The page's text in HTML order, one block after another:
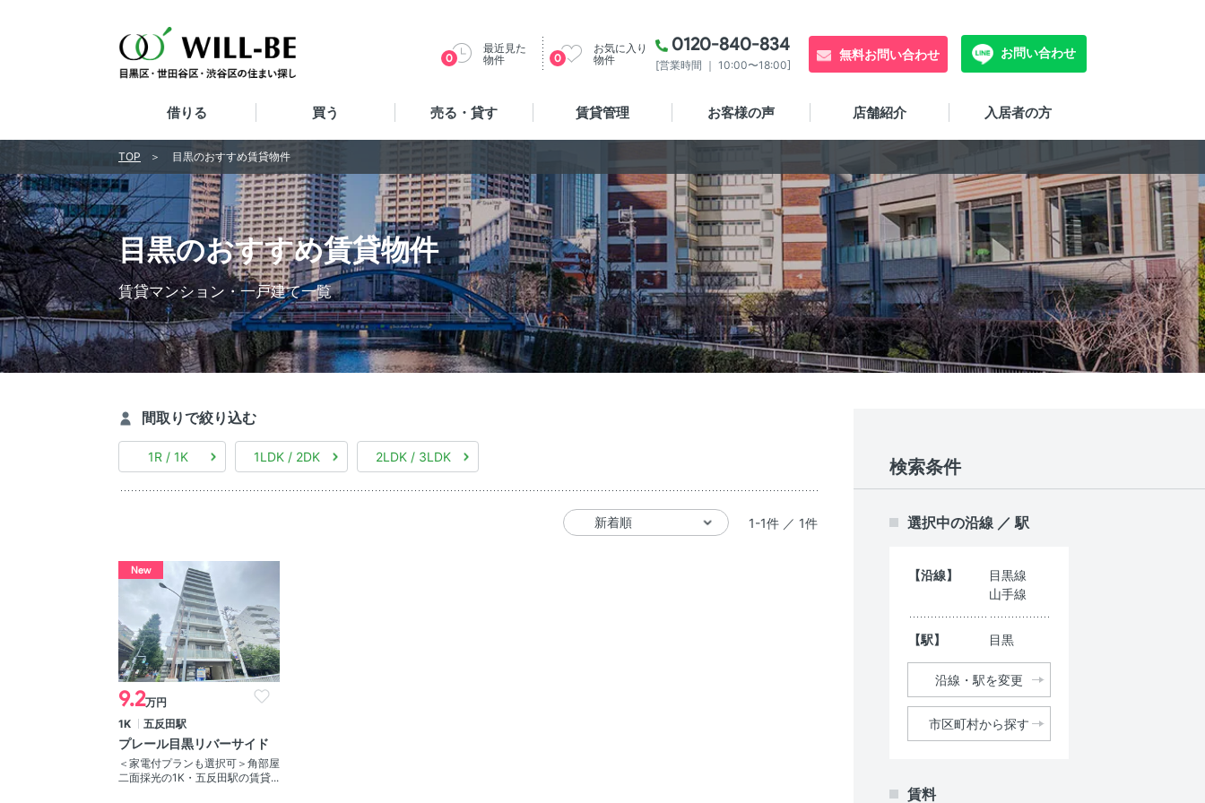
0120-840-834
[営業時間 ｜ 10:00〜18:00]
無料お問い合わせ お問い合わせ
最近見た
物件
0
お気に入り
物件
0
借りる 買う 売る・貸す 賃貸管理 お客様の声 店舗紹介 入居者の方
目黒のおすすめ賃貸物件
賃貸マンション・一戸建て一覧
間取りで絞り込む
1R / 1K 1LDK / 2DK 2LDK / 3LDK
1-1件 ／ 1件
New
9.2万円
1K
五反田駅
プレール目黒リバーサイド
＜家電付プランも選択可＞角部屋
二面採光の1K・五反田駅の賃貸...
検索条件
選択中の沿線 ／ 駅
【沿線】
目黒線
山手線
【駅】 目黒
沿線・駅を変更
市区町村から探す
賃料
TOP 目黒のおすすめ賃貸物件